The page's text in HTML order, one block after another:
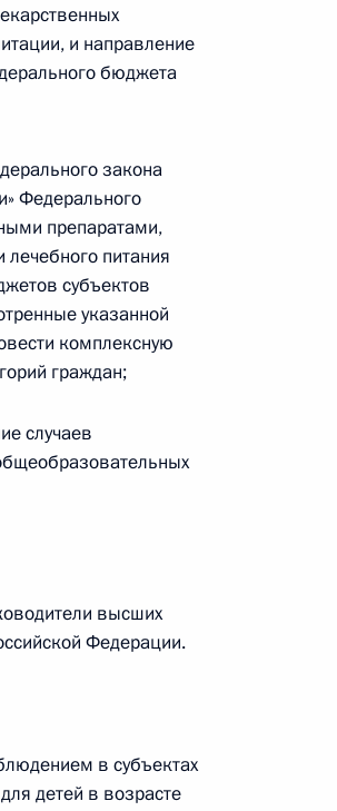
и направление
бюджета
закона
Федерального
препаратами,
питания
субъектов
указанной
комплексную
граждан;
случаев
высших
Федерации.
в субъектах
детей в возрасте